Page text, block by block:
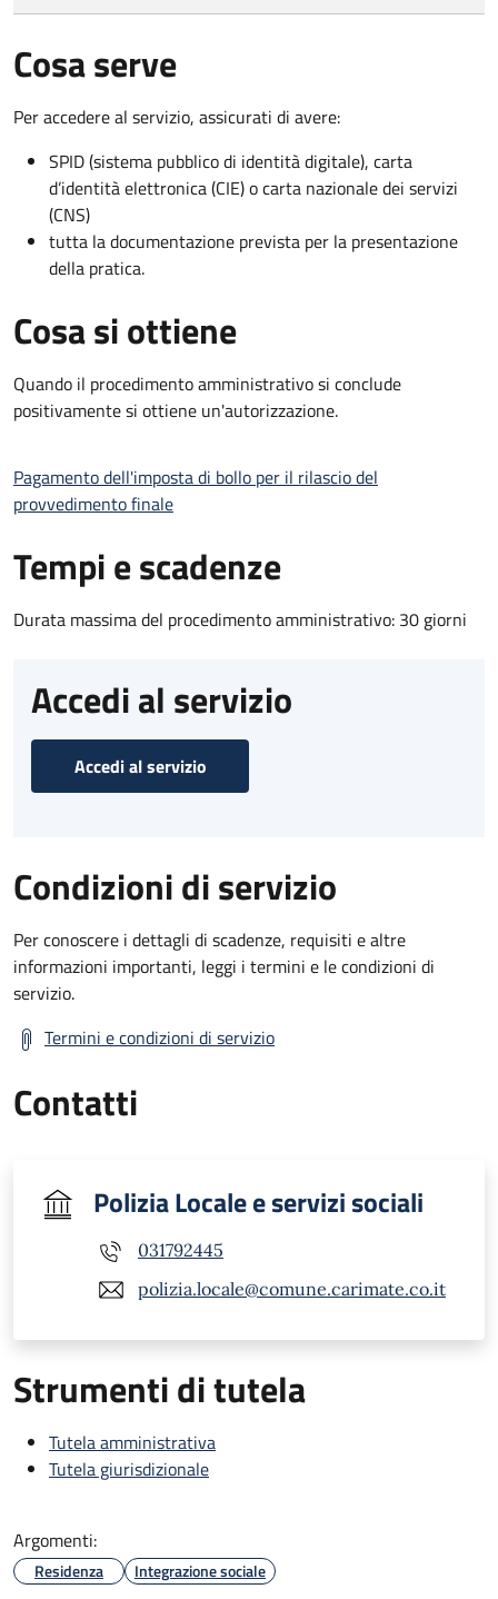
Cosa serve
Per accedere al servizio, assicurati di avere:
SPID (sistema pubblico di identità digitale), carta
d’identità elettronica (CIE) o carta nazionale dei servizi
(CNS)
tutta la documentazione prevista per la presentazione
della pratica.
Cosa si ottiene
Quando il procedimento amministrativo si conclude
positivamente si ottiene un'autorizzazione.
Pagamento dell'imposta di bollo per il rilascio del
provvedimento finale
Tempi e scadenze
Durata massima del procedimento amministrativo: 30 giorni
Accedi al servizio
Accedi al servizio
Condizioni di servizio
Per conoscere i dettagli di scadenze, requisiti e altre
informazioni importanti, leggi i termini e le condizioni di
servizio.
Termini e condizioni di servizio
Contatti
Polizia Locale e servizi sociali
031792445
polizia.locale@comune.carimate.co.it
Strumenti di tutela
Tutela amministrativa
Tutela giurisdizionale
Argomenti:
Residenza Integrazione sociale